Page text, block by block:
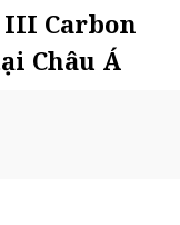
III Carbon
Châu Á